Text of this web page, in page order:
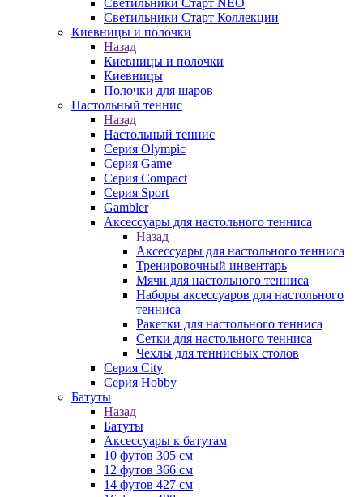
Светильники Старт NEO
Светильники Старт Коллекции
Киевницы и полочки
Назад
Киевницы и полочки
Киевницы
Полочки для шаров
Настольный теннис
Назад
Настольный теннис
Серия Olympic
Серия Game
Серия Compact
Серия Sport
Gambler
Аксессуары для настольного тенниса
Назад
Аксессуары для настольного тенниса
Тренировочный инвентарь
Мячи для настольного тенниса
Наборы аксессуаров для настольного
тенниса
Ракетки для настольного тенниса
Сетки для настольного тенниса
Чехлы для теннисных столов
Серия City
Серия Hobby
Батуты
Назад
Батуты
Аксессуары к батутам
10 футов 305 см
12 футов 366 см
14 футов 427 см